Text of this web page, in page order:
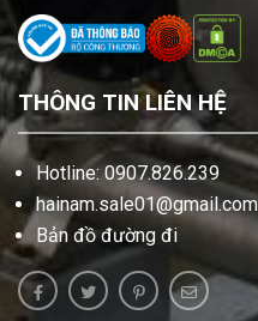
THÔNG TIN LIÊN HỆ
Hotline: 0907.826.239
hainam.sale01@gmail.com
Bản đồ đường đi